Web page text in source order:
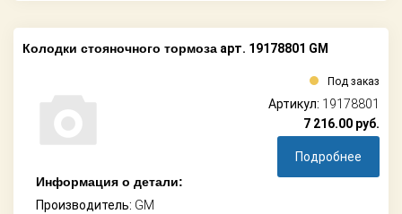
Колодки стояночного тормоза арт. 19178801 GM
Информация о детали:
Производитель: GM
Под заказ
Артикул: 19178801
7 216.00 руб.
Подробнее